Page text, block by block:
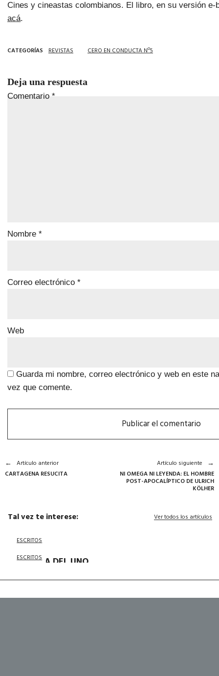
Cines y cineastas colombianos. El libro, en su versión e-
acá.
CATEGORÍAS REVISTAS CERO EN CONDUCTA Nº5
Deja una respuesta
Comentario *
Nombre *
Correo electrónico *
Web
Guarda mi nombre, correo electrónico y web en este
vez que comente.
Artículo anterior
CARTAGENA RESUCITA
Artículo siguiente
NI OMEGA NI LEYENDA: EL HOMBRE
POST-APOCALÍPTICO DE ULRICH
KÖLHER
Tal vez te interese: Ver todos los artículos
ESCRITOS
LA VIDA DEL UNO
ESCRITOS
TRANSITAR
"CON ESTO QUE TENGO VOY A